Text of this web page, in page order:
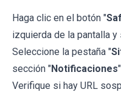
Haga clic en el botón "
izquierda de la pantalla
Seleccione la pestaña "
sección "Notificaciones
Verifique si hay URL